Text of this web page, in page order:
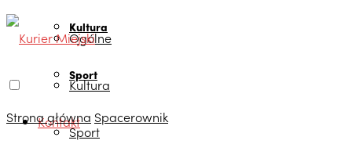
Kultura
Sport
Kontakt
Ogólne
Kultura
Sport
Strona główna Spacerownik